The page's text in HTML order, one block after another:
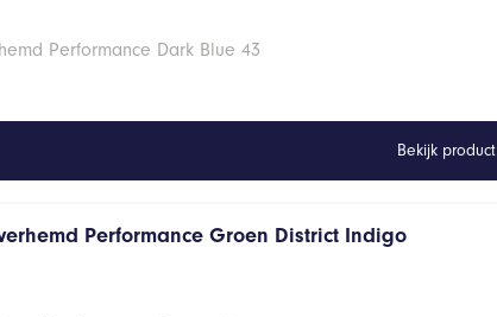
Performance Dark Blue 43
Bekijk product
Performance Groen District Indigo